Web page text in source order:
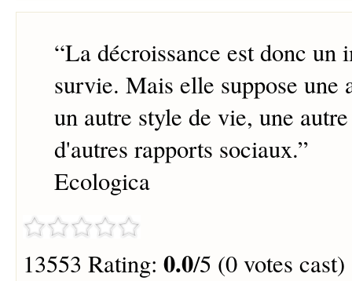
“La décroissance est donc un
survie. Mais elle suppose une
un autre style de vie, une
d'autres rapports sociaux.”
Ecologica
13553 Rating: 0.0/5 (0 votes cast)